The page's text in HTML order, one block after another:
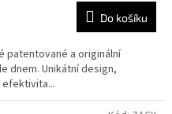
Do košíku
patentované a originální
dnem. Unikátní design,